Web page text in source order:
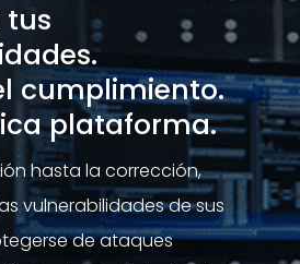
tus
cumplimiento.
plataforma.
hasta la corrección,
vulnerabilidades de sus
de ataques